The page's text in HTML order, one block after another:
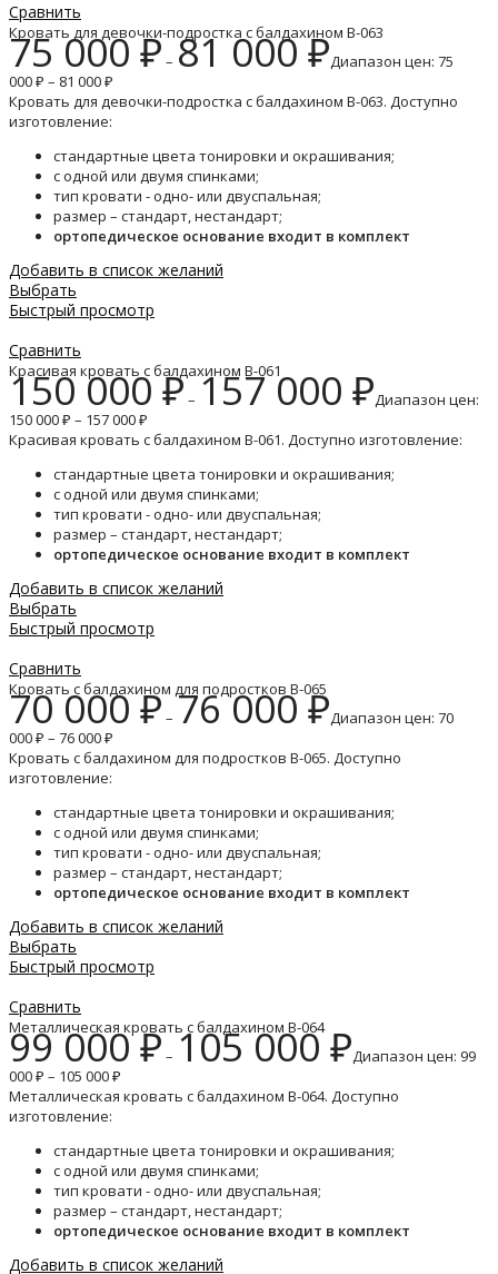
Сравнить
Кровать для девочки-подростка с балдахином B-063
75 000₽ – 81 000₽Диапазон цен: 75
000 ₽ – 81 000 ₽
Кровать для девочки-подростка с балдахином B-063. Доступно
изготовление:
стандартные цвета тонировки и окрашивания;
с одной или двумя спинками;
тип кровати - одно- или двуспальная;
размер – стандарт, нестандарт;
ортопедическое основание входит в комплект
Добавить в список желаний
Выбрать
Быстрый просмотр
Сравнить
Красивая кровать с балдахином B-061
150 000₽– 157 000 ₽Диапазон цен:
150 000 ₽ – 157 000 ₽
Красивая кровать с балдахином B-061. Доступно изготовление:
стандартные цвета тонировки и окрашивания;
с одной или двумя спинками;
тип кровати - одно- или двуспальная;
размер – стандарт, нестандарт;
ортопедическое основание входит в комплект
Добавить в список желаний
Выбрать
Быстрый просмотр
Сравнить
Кровать с балдахином для подростков B-065
70 000₽– 76 000₽Диапазон цен: 70
000 ₽ – 76 000 ₽
Кровать с балдахином для подростков B-065. Доступно
изготовление:
стандартные цвета тонировки и окрашивания;
с одной или двумя спинками;
тип кровати - одно- или двуспальная;
размер – стандарт, нестандарт;
ортопедическое основание входит в комплект
Добавить в список желаний
Выбрать
Быстрый просмотр
Сравнить
Металлическая кровать с балдахином B-064
99 000₽– 105 000₽Диапазон цен: 99
000 ₽ – 105 000 ₽
Металлическая кровать с балдахином B-064. Доступно
изготовление:
стандартные цвета тонировки и окрашивания;
с одной или двумя спинками;
тип кровати - одно- или двуспальная;
размер – стандарт, нестандарт;
ортопедическое основание входит в комплект
Добавить в список желаний